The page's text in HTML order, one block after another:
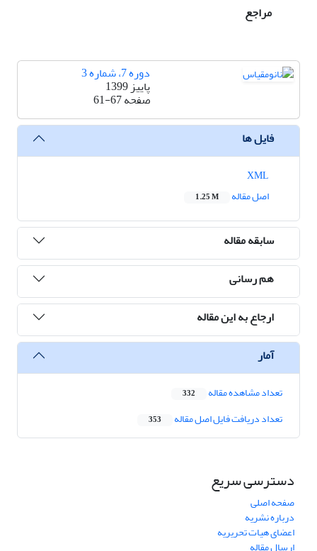
مراجع
دوره 7، شماره 3
پاییز 1399
صفحه61-67
فایل ها
اصل مقاله
1.25 M
سابقه مقاله
هم رسانی
ارجاع به این مقاله
آمار
تعداد مشاهده مقاله 332
تعداد دریافت فایل اصل مقاله 353
دسترسی سریع
صفحه اصلی
درباره نشریه
اعضای هیات تحریریه